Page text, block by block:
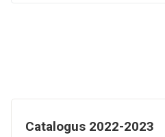
Catalogus 2022-2023